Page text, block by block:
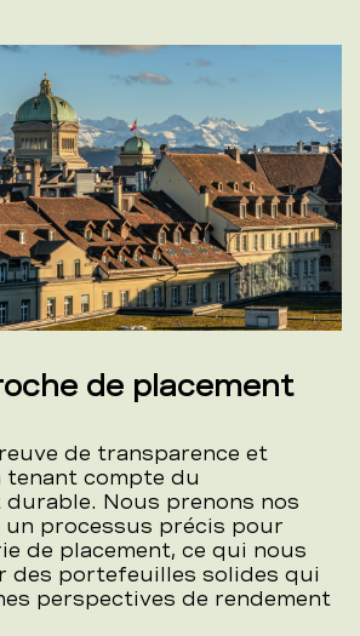
de placement
de transparence et
tenant compte du
Nous prenons nos
un processus précis pour
de placement, ce qui nous
des portefeuilles solides qui
perspectives de rendement